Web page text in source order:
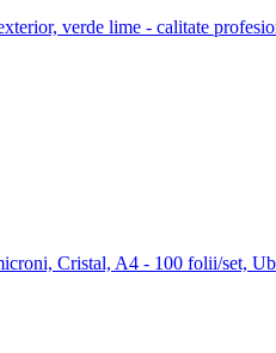
verde lime - calitate
Cristal, A4 - 100 folii/set,